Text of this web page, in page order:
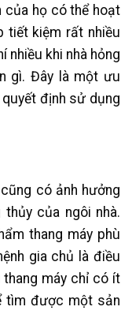
của họ có thể hoạt
tiết kiệm rất nhiều
nhiều khi nhà hỏng
gì. Đây là một ưu
định sử dụng
có ảnh hưởng
của ngôi nhà.
thang máy phù
gia chủ là điều
thang máy chỉ có ít
tìm được một sản